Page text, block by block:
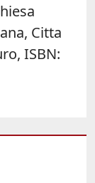
Citta
ISBN: